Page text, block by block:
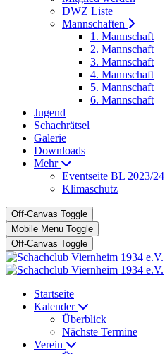
DWZ Liste
Mannschaften
1. Mannschaft
2. Mannschaft
3. Mannschaft
4. Mannschaft
5. Mannschaft
6. Mannschaft
Jugend
Schachrätsel
Galerie
Downloads
Mehr
Eventseite BL 2023/24
Klimaschutz
Off-Canvas Toggle
Mobile Menu Toggle
Off-Canvas Toggle
Startseite
Kalender
Überblick
Nächste Termine
Verein